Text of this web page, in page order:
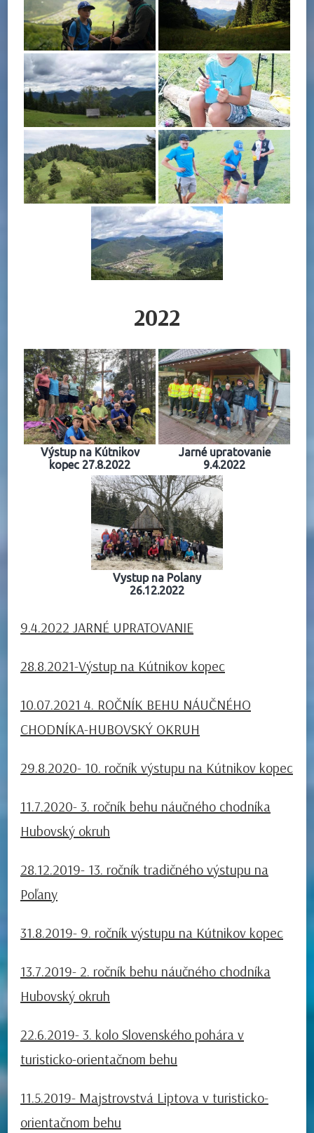
2022
Výstup na Kútnikov
kopec 27.8.2022
Jarné upratovanie
9.4.2022
Vystup na Polany
26.12.2022
9.4.2022 JARNÉ UPRATOVANIE
28.8.2021-Výstup na Kútnikov kopec
10.07.2021 4. ROČNÍK BEHU NÁUČNÉHO
CHODNÍKA-HUBOVSKÝ OKRUH
29.8.2020- 10. ročník výstupu na Kútnikov kopec
11.7.2020- 3. ročník behu náučného chodníka
Hubovský okruh
28.12.2019- 13. ročník tradičného výstupu na
Poľany
31.8.2019- 9. ročník výstupu na Kútnikov kopec
13.7.2019- 2. ročník behu náučného chodníka
Hubovský okruh
22.6.2019- 3. kolo Slovenského pohára v
turisticko-orientačnom behu
11.5.2019- Majstrovstvá Liptova v turisticko-
orientačnom behu